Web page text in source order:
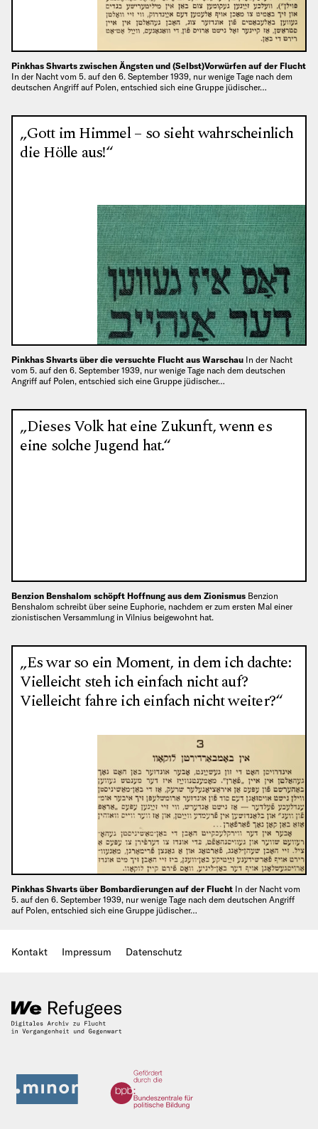
Pinkhas Shvarts zwischen Ängsten und (Selbst)Vorwürfen auf der Flucht
In der Nacht vom 5. auf den 6. September 1939, nur wenige Tage nach dem
deutschen Angriff auf Polen, entschied sich eine Gruppe jüdischer…
„Gott im Himmel – so sieht wahrscheinlich
die Hölle aus!“
Pinkhas Shvarts über die versuchte Flucht aus Warschau In der Nacht
vom 5. auf den 6. September 1939, nur wenige Tage nach dem deutschen
Angriff auf Polen, entschied sich eine Gruppe jüdischer…
„Dieses Volk hat eine Zukunft, wenn es
eine solche Jugend hat.“
Benzion Benshalom schöpft Hoffnung aus dem Zionismus Benzion
Benshalom schreibt über seine Euphorie, nachdem er zum ersten Mal einer
zionistischen Versammlung in Vilnius beigewohnt hat.
„Es war so ein Moment, in dem ich dachte:
Vielleicht steh ich einfach nicht auf?
Vielleicht fahre ich einfach nicht weiter?“
Pinkhas Shvarts über Bombardierungen auf der Flucht In der Nacht vom
5. auf den 6. September 1939, nur wenige Tage nach dem deutschen Angriff
auf Polen, entschied sich eine Gruppe jüdischer…
Kontakt Impressum Datenschutz